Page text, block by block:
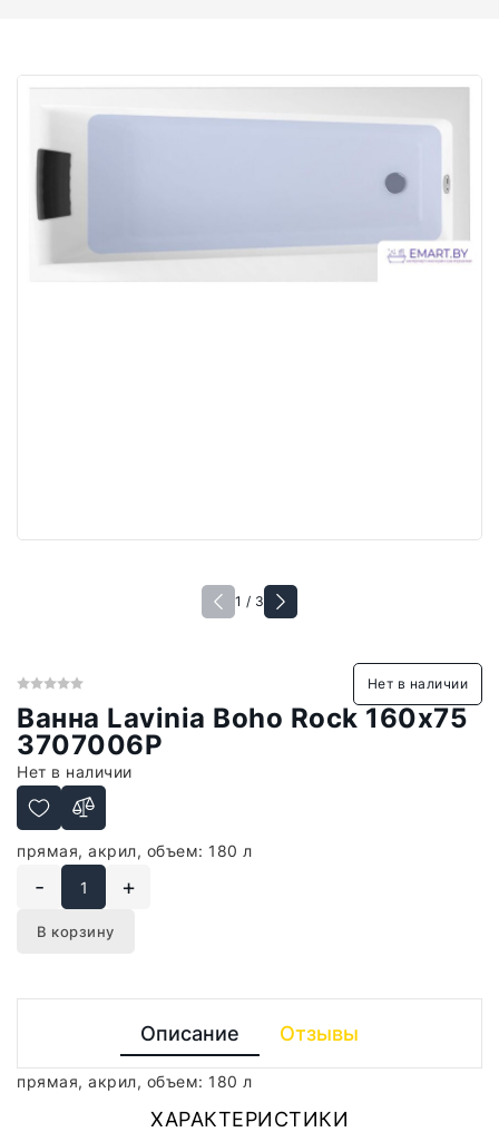
1 / 3
Нет в наличии
Ванна Lavinia Boho Rock 160x75
3707006P
Нет в наличии
прямая, акрил, объем: 180 л
- +
В корзину
Описание Отзывы
прямая, акрил, объем: 180 л
ХАРАКТЕРИСТИКИ